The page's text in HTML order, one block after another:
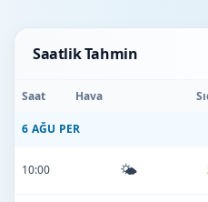
Saatlik Tahmin
Saat Hava
6 AĞU PER
10:00 🌤️